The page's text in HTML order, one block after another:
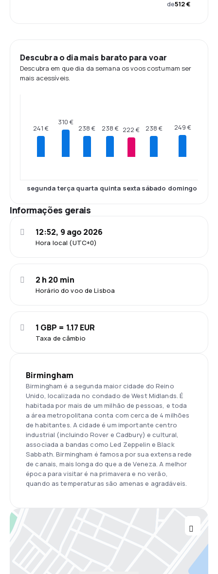
de512 €
Descubra o dia mais barato para voar
Descubra em que dia da semana os voos costumam ser
mais acessíveis.
241 €
segunda
310 €
terça
238 €
quarta
238 €
quinta
222 €
sexta
238 €
sábado
249 €
domingo
Informações gerais
Hora local (UTC+0)
12:52, 9 ago 2026
Horário do voo de Lisboa
2 h 20 min
Taxa de câmbio
1 GBP = 1.17 EUR
Birmingham
Birmingham é a segunda maior cidade do Reino
Unido, localizada no condado de West Midlands. É
habitada por mais de um milhão de pessoas, e toda
a área metropolitana conta com cerca de 4 milhões
de habitantes. A cidade é um importante centro
industrial (incluindo Rover e Cadbury) e cultural,
associada a bandas como Led Zeppelin e Black
Sabbath. Birmingham é famosa por sua extensa rede
de canais, mais longa do que a de Veneza. A melhor
época para visitar é na primavera e no verão,
quando as temperaturas são amenas e agradáveis.